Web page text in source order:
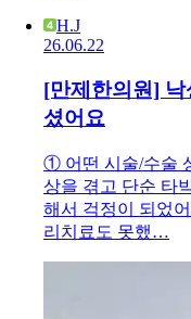
H.J
26.06.22
[만제한의원]
셨어요
① 어떤 시술/수술
상을 겪고 단순 타
해서 걱정이 되었
리치료도 못했…